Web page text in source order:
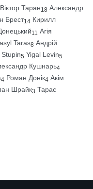
Віктор Таран18 Александр
Брест14 Кирилл
11 Агія
Taras8 Андрій
5 Yigal Levin5
Кушнарь4
4 Роман Донік4 Акім
Шрайк3 Тарас